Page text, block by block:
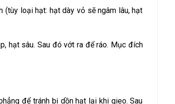
loại hạt: hạt dày vỏ sẽ ngâm lâu, hạt
hạt sâu. Sau đó vớt ra để ráo. Mục đích
để tránh bị dồn hạt lại khi gieo. Sau